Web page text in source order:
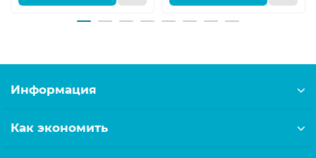
Информация
Как экономить